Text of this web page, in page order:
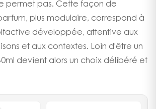
permet pas. Cette façon de
plus modulaire, correspond à
développée, attentive aux
et aux contextes. Loin d'être un
devient alors un choix délibéré et